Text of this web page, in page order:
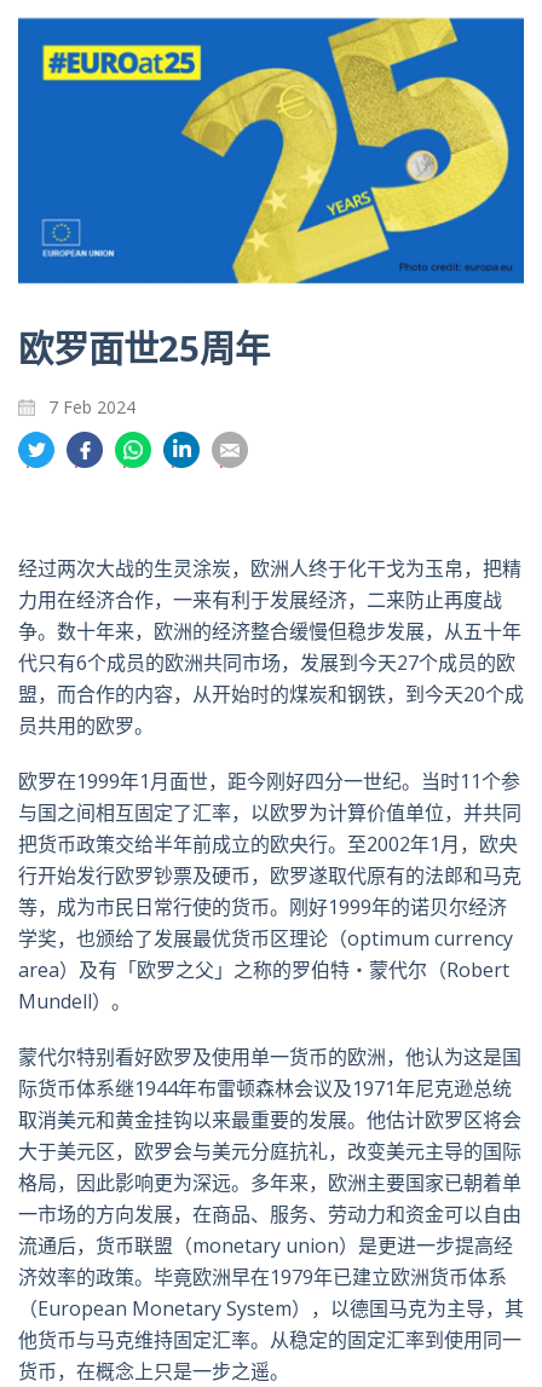
欧罗面世25周年
7 Feb 2024
分
享
特
分
享
书
分
享
享
英
享
郵
经过两次大战的生灵涂炭，欧洲人终于化干戈为玉帛，把精
力用在经济合作，一来有利于发展经济，二来防止再度战
争。数十年来，欧洲的经济整合缓慢但稳步发展，从五十年
代只有6个成员的欧洲共同市场，发展到今天27个成员的欧
盟，而合作的内容，从开始时的煤炭和钢铁，到今天20个成
员共用的欧罗。
欧罗在1999年1月面世，距今刚好四分一世纪。当时11个参
与国之间相互固定了汇率，以欧罗为计算价值单位，并共同
把货币政策交给半年前成立的欧央行。至2002年1月，欧央
行开始发行欧罗钞票及硬币，欧罗遂取代原有的法郎和马克
等，成为市民日常行使的货币。刚好1999年的诺贝尔经济
学奖，也颁给了发展最优货币区理论（optimum currency
area）及有「欧罗之父」之称的罗伯特・蒙代尔（Robert
Mundell）。
蒙代尔特别看好欧罗及使用单一货币的欧洲，他认为这是国
际货币体系继1944年布雷顿森林会议及1971年尼克逊总统
取消美元和黄金挂钩以来最重要的发展。他估计欧罗区将会
大于美元区，欧罗会与美元分庭抗礼，改变美元主导的国际
格局，因此影响更为深远。多年来，欧洲主要国家已朝着单
一市场的方向发展，在商品、服务、劳动力和资金可以自由
流通后，货币联盟（monetary union）是更进一步提高经
济效率的政策。毕竟欧洲早在1979年已建立欧洲货币体系
（European Monetary System），以德国马克为主导，其
他货币与马克维持固定汇率。从稳定的固定汇率到使用同一
货币，在概念上只是一步之遥。